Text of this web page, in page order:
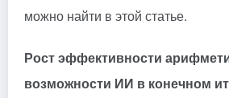
можно найти в этой статье.
Рост эффективности
возможности ИИ в конечном